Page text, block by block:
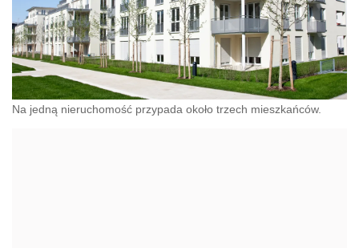
Na jedną nieruchomość przypada około trzech mieszkańców.